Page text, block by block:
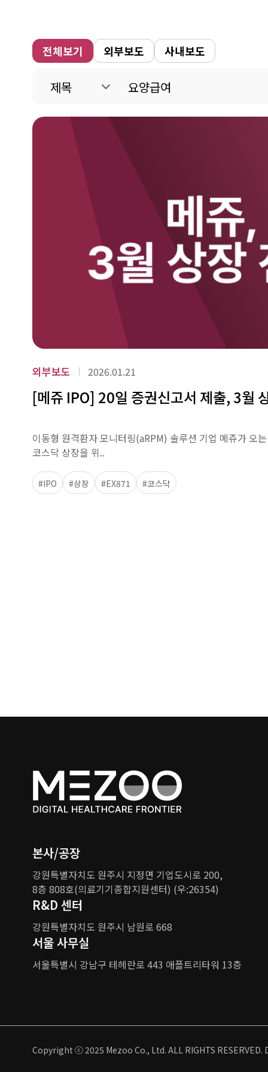
전체보기 외부보도 사내보도
외부보도 2026.01.21
[메쥬 IPO] 20일 증권신고서 제출, 3월
이동형 원격환자 모니터링(aRPM) 솔루션 기업 메쥬가 오
코스닥 상장을 위..
#IPO #상장 #EX871 #코스닥
본사/공장
강원특별자치도 원주시 지정면 기업도시로 200,
8층 808호(의료기기종합지원센터) (우:26354)
R&D 센터
강원특별자치도 원주시 남원로 668
서울 사무실
서울특별시 강남구 테헤란로 443 애플트리타워 13층
Copyright ⓒ 2025 Mezoo Co., Ltd. ALL RIGHTS RESERVED.